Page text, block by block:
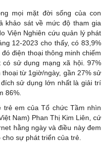
mọi mặt đời sống của con
khảo sát về mức độ tham gia
Viện Nghiên cứu quản lý phát
12-2023 cho thấy, có 83,9%
điện thoại thông minh chiếm
sử dụng mạng xã hội. 97%
từ 1giờ/ngày, gần 27% sử
sử dụng lớn nhất là giải trí
86%.
trẻ em của Tổ chức Tầm nhìn
Nam) Phan Thị Kim Liên, cứ
hằng ngày và điều này đem
sự phát triển của trẻ.